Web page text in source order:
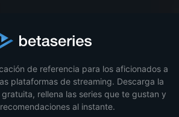
de referencia para los aficionados a
plataformas de streaming. Descarga la
rellena las series que te gustan y
al instante.